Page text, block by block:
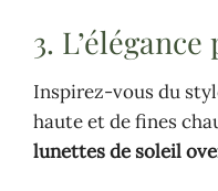
3.
Inspirez-vous du
haute et de fines
lunettes de soleil